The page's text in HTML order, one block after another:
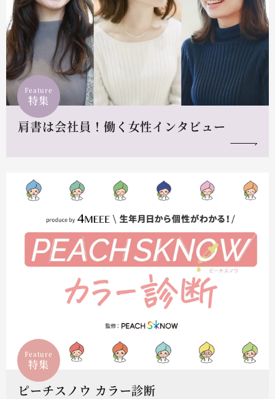
Feature
特集
肩書は会社員！働く女性インタビュー
Feature
特集
ピーチスノウ カラー診断